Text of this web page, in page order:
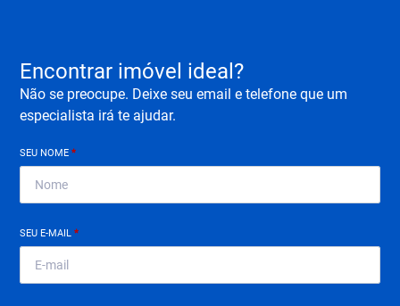
Encontrar imóvel ideal?
Não se preocupe. Deixe seu email e telefone que um
especialista irá te ajudar.
SEU NOME*
SEU E-MAIL*